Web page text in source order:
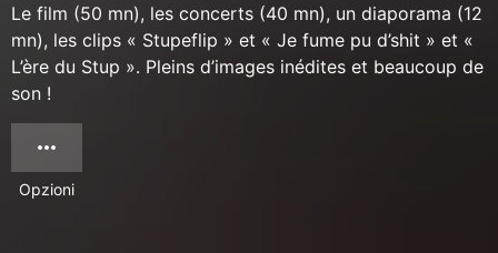
Le film (50 mn), les concerts (40 mn), un diaporama (12
mn), les clips « Stupeflip » et « Je fume pu d’shit » et «
L’ère du Stup ». Pleins d’images inédites et beaucoup de
son !
Opzioni